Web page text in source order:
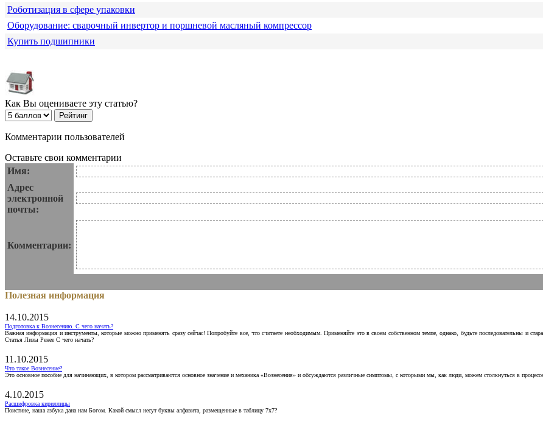
Роботизация в сфере упаковки
Оборудование: сварочный инвертор и поршневой масляный компрессор
Купить подшипники
Как Вы оцениваете эту статью?
Комментарии пользователей
Оставьте свои комментарии
Имя:
Адрес
электронной
почты:
Комментарии:
Полезная информация
14.10.2015
Подготовка к Вознесению. С чего начать?
Важная информация и инструменты, которые можно применять сразу сейчас! Попробуйте все, что считаете необходимым. Применяйте это в своем собственном темпе, однако, будьте последовательны и
Статья Лизы Ренее С чего начать?
11.10.2015
Что такое Вознесение?
Это основное пособие для начинающих, в котором рассматриваются основное значение и механика «Вознесения» и обсуждаются различные симптомы, с которыми мы, как люди, можем столкнуться в
4.10.2015
Расшифровка кириллицы
Поистине, наша азбука дана нам Богом. Какой смысл несут буквы алфавита, размещенные в таблицу 7х7?